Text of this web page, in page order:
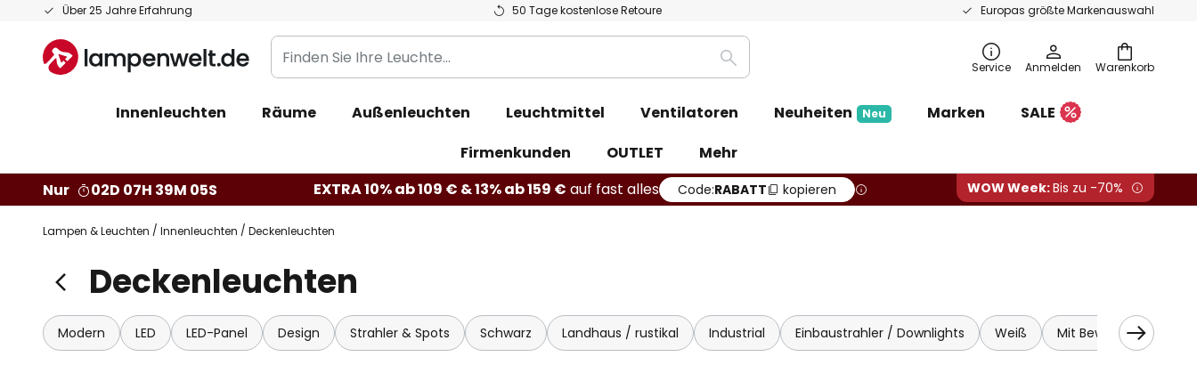
Über 25 Jahre Erfahrung 50 Tage kostenlose Retoure Europas größte Markenauswahl
Zum
springen
Warenkorb
Finden
Sie
Leuchte...
Suche Service Anmelden
Innenleuchten Räume Außenleuchten Leuchtmittel Ventilatoren Neuheiten Neu Marken
SALE
Firmenkunden
OUTLET
Mehr
Nur
02D 07H 39M 03S EXTRA 10% ab 109 € & 13% ab 159 € auf fast alles Code:RABATT kopieren WOW Week:Bis zu -70%
Lampen & Leuchten Innenleuchten Deckenleuchten
Deckenleuchten
Modern LED LED-Panel Design Strahler & Spots Schwarz Landhaus / rustikal Industrial Einbaustrahler / Downlights Weiß Mit Bewegungsmelder